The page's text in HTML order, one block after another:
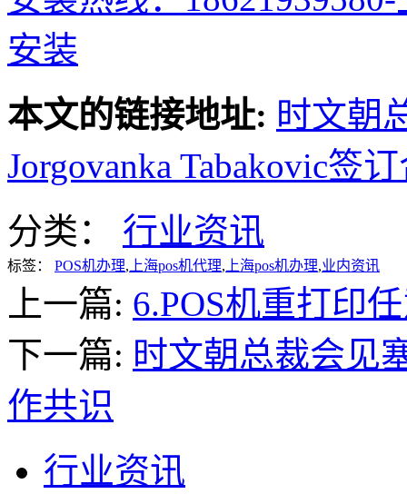
安装
本文的链接地址: 时文朝
Jorgovanka Tabakovic签
分类： 行业资讯
标签： POS机办理, 上海pos机代理, 上海pos机办理,业内资讯
上一篇: 6.POS机重打印
下一篇: 时文朝总裁会见
作共识
行业资讯